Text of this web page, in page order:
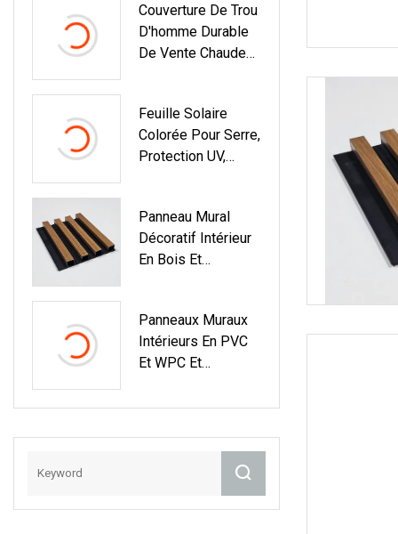
En Plastique
PVC/WPC/machin
E De
Couverture De Trou
D'homme Durable
De Vente Chaude
Feuille Solaire
Colorée Pour Serre,
Protection UV,
Feuille Creuse PC
Panneau Mural
Décoratif Intérieur
En Bois Et
Revêtement
Composite WPC
Panneaux Muraux
Intérieurs En PVC
Et WPC Et
Décoratifs
Composite Bois-
Plastique À Double
Douche, Salle De